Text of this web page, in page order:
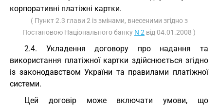
корпоративні платіжні картки.
( Пункт 2.3 глави 2 із змінами, внесеними згідно з
Постановою Національного банку N 2 від 04.01.2008 )
2.4. Укладення договору про надання та
використання платіжної картки здійснюється згідно
із законодавством України та правилами платіжної
системи.
Цей договір може включати умови, що